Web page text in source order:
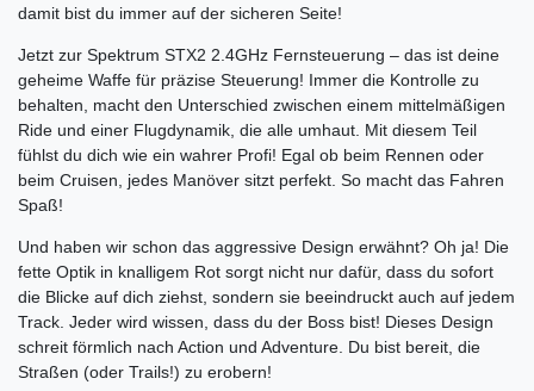
damit bist du immer auf der sicheren Seite!
Jetzt zur Spektrum STX2 2.4GHz Fernsteuerung – das ist deine
geheime Waffe für präzise Steuerung! Immer die Kontrolle zu
behalten, macht den Unterschied zwischen einem mittelmäßigen
Ride und einer Flugdynamik, die alle umhaut. Mit diesem Teil
fühlst du dich wie ein wahrer Profi! Egal ob beim Rennen oder
beim Cruisen, jedes Manöver sitzt perfekt. So macht das Fahren
Spaß!
Und haben wir schon das aggressive Design erwähnt? Oh ja! Die
fette Optik in knalligem Rot sorgt nicht nur dafür, dass du sofort
die Blicke auf dich ziehst, sondern sie beeindruckt auch auf jedem
Track. Jeder wird wissen, dass du der Boss bist! Dieses Design
schreit förmlich nach Action und Adventure. Du bist bereit, die
Straßen (oder Trails!) zu erobern!